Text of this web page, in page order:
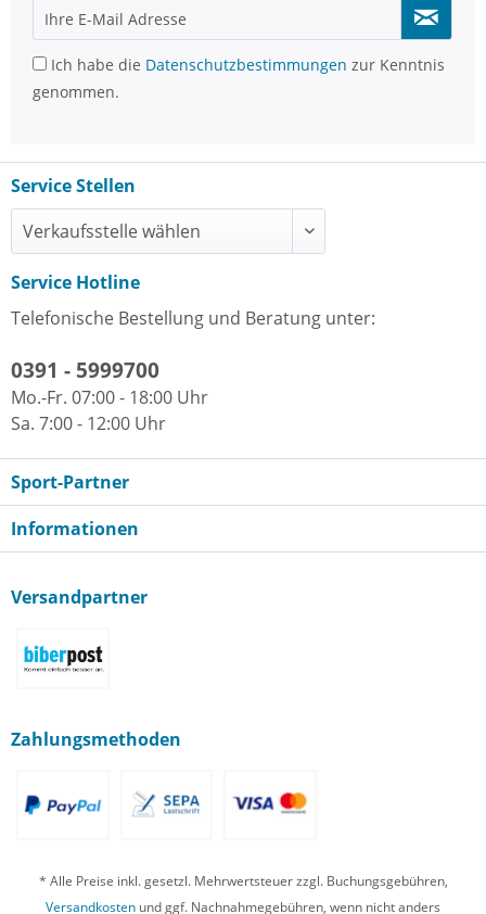
Ich habe die Datenschutzbestimmungen zur Kenntnis
genommen.
Service Stellen
Service Hotline
Telefonische Bestellung und Beratung unter:
0391 - 5999700
Mo.-Fr. 07:00 - 18:00 Uhr
Sa. 7:00 - 12:00 Uhr
Sport-Partner
Informationen
Versandpartner
Zahlungsmethoden
* Alle Preise inkl. gesetzl. Mehrwertsteuer zzgl. Buchungsgebühren,
Versandkosten und ggf. Nachnahmegebühren, wenn nicht anders